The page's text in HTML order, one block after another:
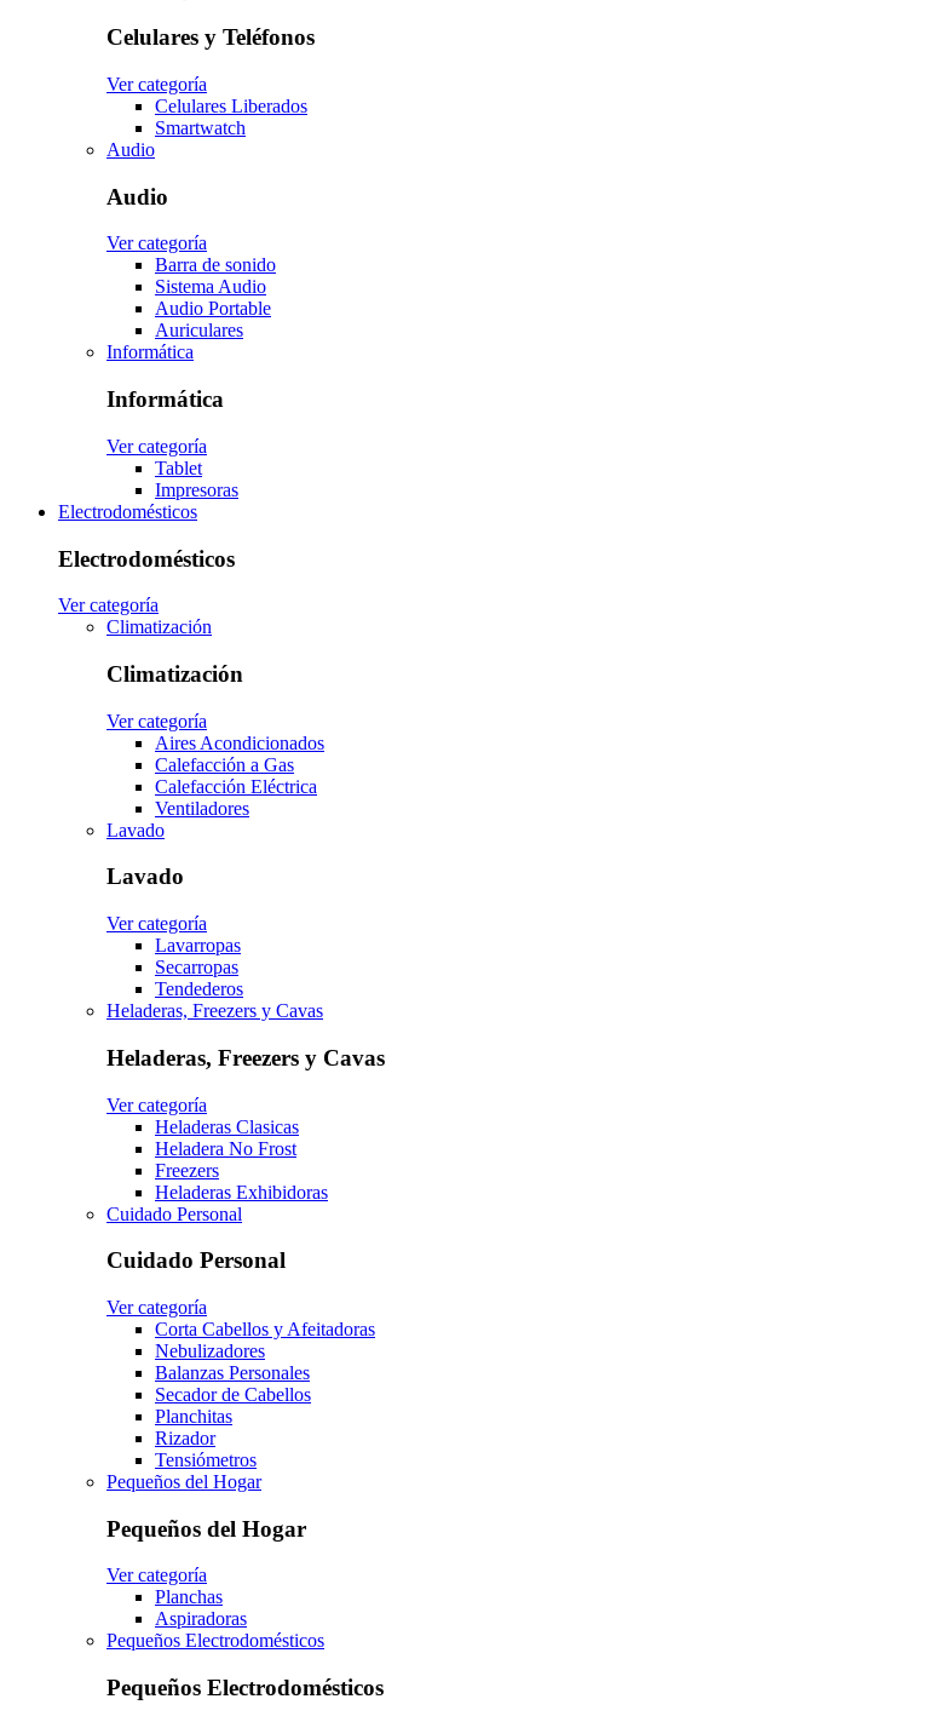
Celulares y Teléfonos
Ver categoría
Celulares Liberados
Smartwatch
Audio
Audio
Ver categoría
Barra de sonido
Sistema Audio
Audio Portable
Auriculares
Informática
Informática
Ver categoría
Tablet
Impresoras
Electrodomésticos
Electrodomésticos
Ver categoría
Climatización
Climatización
Ver categoría
Aires Acondicionados
Calefacción a Gas
Calefacción Eléctrica
Ventiladores
Lavado
Lavado
Ver categoría
Lavarropas
Secarropas
Tendederos
Heladeras, Freezers y Cavas
Heladeras, Freezers y Cavas
Ver categoría
Heladeras Clasicas
Heladera No Frost
Freezers
Heladeras Exhibidoras
Cuidado Personal
Cuidado Personal
Ver categoría
Corta Cabellos y Afeitadoras
Nebulizadores
Balanzas Personales
Secador de Cabellos
Planchitas
Rizador
Tensiómetros
Pequeños del Hogar
Pequeños del Hogar
Ver categoría
Planchas
Aspiradoras
Pequeños Electrodomésticos
Pequeños Electrodomésticos